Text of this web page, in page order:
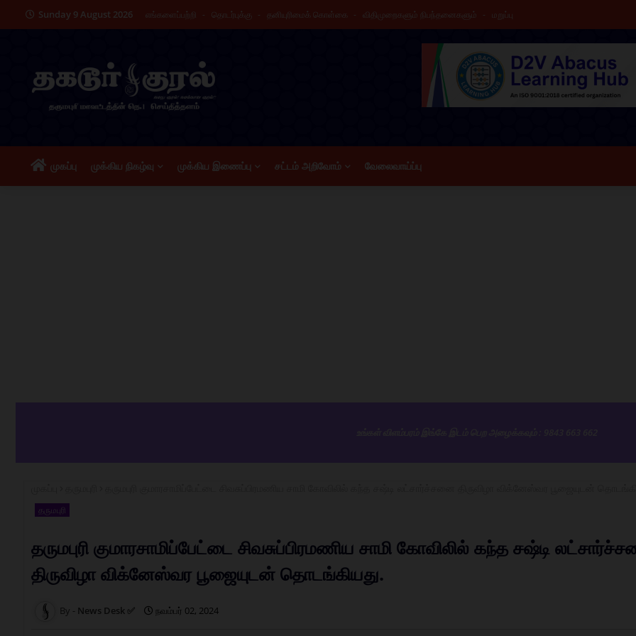
Sunday 9 August 2026 எங்களைப்பற்றி தொடர்புக்கு தனியுரிமைக் கொள்கை விதிமுறைகளும் நிபந்தனைகளும் மறுப்பு
முகப்பு முக்கிய நிகழ்வு முக்கிய இணைப்பு சட்டம் அறிவோம் வேலைவாய்ப்பு
தருமபுரி
தருமபுரி குமாரசாமிப்பேட்டை சிவசுப்பிரமணிய சாமி கோவிலில் கந்த சஷ்டி
திருவிழா விக்னேஸ்வர பூஜையுடன் தொடங்கியது.
News Desk ✅ நவம்பர் 02, 2024